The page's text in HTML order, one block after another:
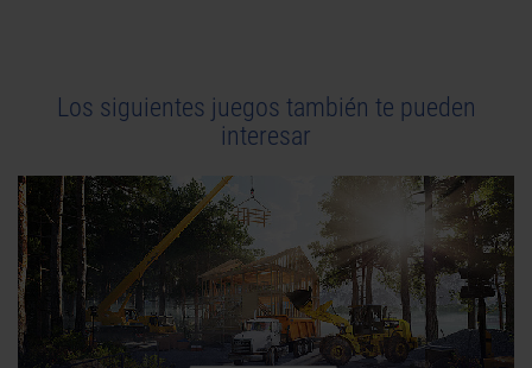
Los siguientes juegos también te pueden
interesar